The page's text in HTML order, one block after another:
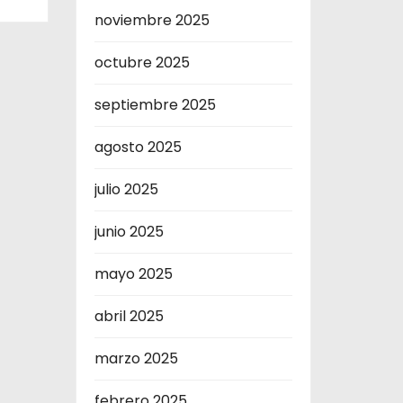
noviembre 2025
octubre 2025
septiembre 2025
agosto 2025
julio 2025
junio 2025
mayo 2025
abril 2025
marzo 2025